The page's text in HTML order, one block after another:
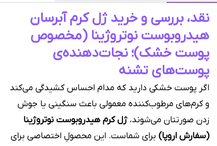
نقد، بررسی و خرید ژل کرم آبرسان
هیدروبوست نوتروژینا (مخصوص
پوست خشک)؛ نجات‌دهنده‌ی
پوست‌های تشنه
اگر پوست خشکی دارید که مدام احساس کشیدگی می‌کند
و کرم‌های مرطوب‌کننده معمولی باعث سنگینی یا جوش
زدن صورتتان می‌شوند، ژل کرم هیدروبوست نوتروژینا
(سفارش اروپا) برای شماست. این محصولِ اختصاصی برای